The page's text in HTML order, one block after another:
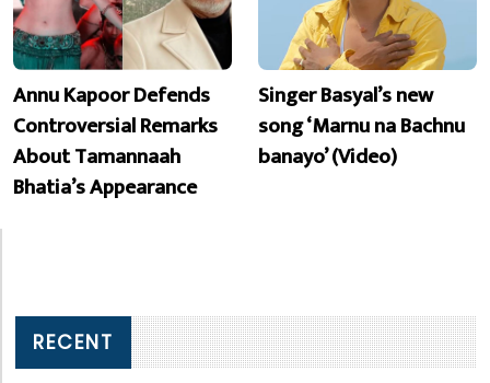
Annu Kapoor Defends
Controversial Remarks
About Tamannaah
Bhatia’s Appearance
Singer Basyal’s new
song ‘Marnu na Bachnu
banayo’ (Video)
RECENT